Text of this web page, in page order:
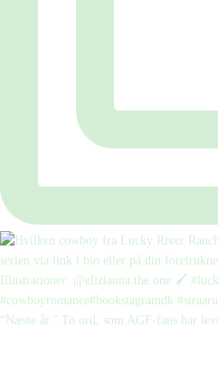
“Næste år.” To ord, som AGF-fans har